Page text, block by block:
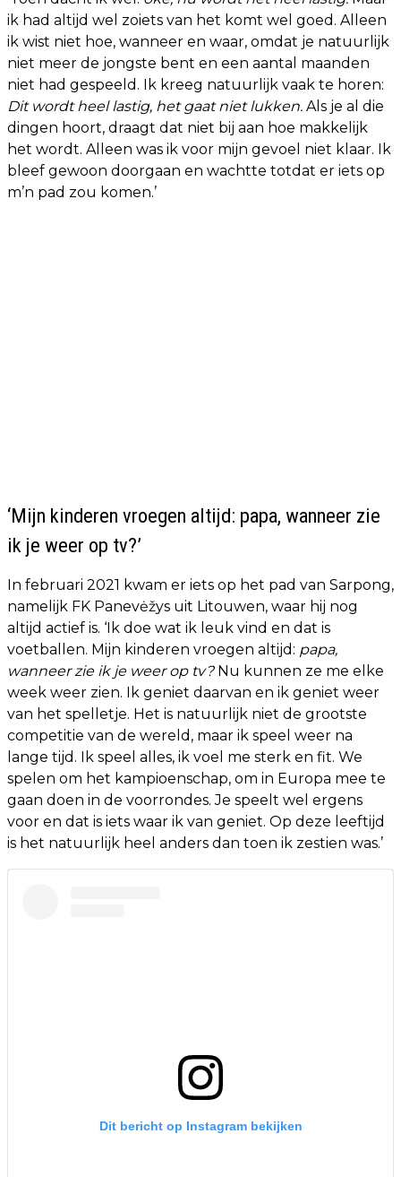
ik had altijd wel zoiets van het komt wel goed. Alleen
ik wist niet hoe, wanneer en waar, omdat je natuurlijk
niet meer de jongste bent en een aantal maanden
niet had gespeeld. Ik kreeg natuurlijk vaak te horen:
Dit wordt heel lastig, het gaat niet lukken. Als je al die
dingen hoort, draagt dat niet bij aan hoe makkelijk
het wordt. Alleen was ik voor mijn gevoel niet klaar. Ik
bleef gewoon doorgaan en wachtte totdat er iets op
m’n pad zou komen.’
‘Mijn kinderen vroegen altijd: papa, wanneer zie
ik je weer op tv?’
In februari 2021 kwam er iets op het pad van Sarpong,
namelijk FK Panevėžys uit Litouwen, waar hij nog
altijd actief is. ‘Ik doe wat ik leuk vind en dat is
voetballen. Mijn kinderen vroegen altijd: papa,
wanneer zie ik je weer op tv? Nu kunnen ze me elke
week weer zien. Ik geniet daarvan en ik geniet weer
van het spelletje. Het is natuurlijk niet de grootste
competitie van de wereld, maar ik speel weer na
lange tijd. Ik speel alles, ik voel me sterk en fit. We
spelen om het kampioenschap, om in Europa mee te
gaan doen in de voorrondes. Je speelt wel ergens
voor en dat is iets waar ik van geniet. Op deze leeftijd
is het natuurlijk heel anders dan toen ik zestien was.’
Dit bericht op Instagram bekijken